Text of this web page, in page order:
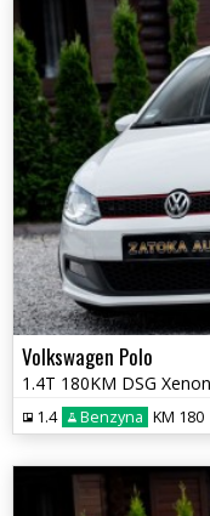
Volkswagen Polo
1.4 Benzyna KM 180